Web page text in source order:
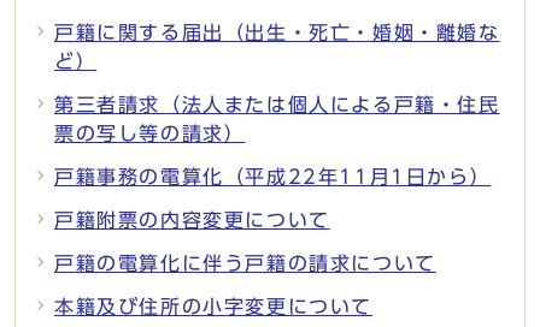
戸籍に関する届出（出生・死亡・婚姻・離婚な
ど）
第三者請求（法人または個人による戸籍・住民
票の写し等の請求）
戸籍事務の電算化（平成22年11月1日から）
戸籍附票の内容変更について
戸籍の電算化に伴う戸籍の請求について
本籍及び住所の小字変更について